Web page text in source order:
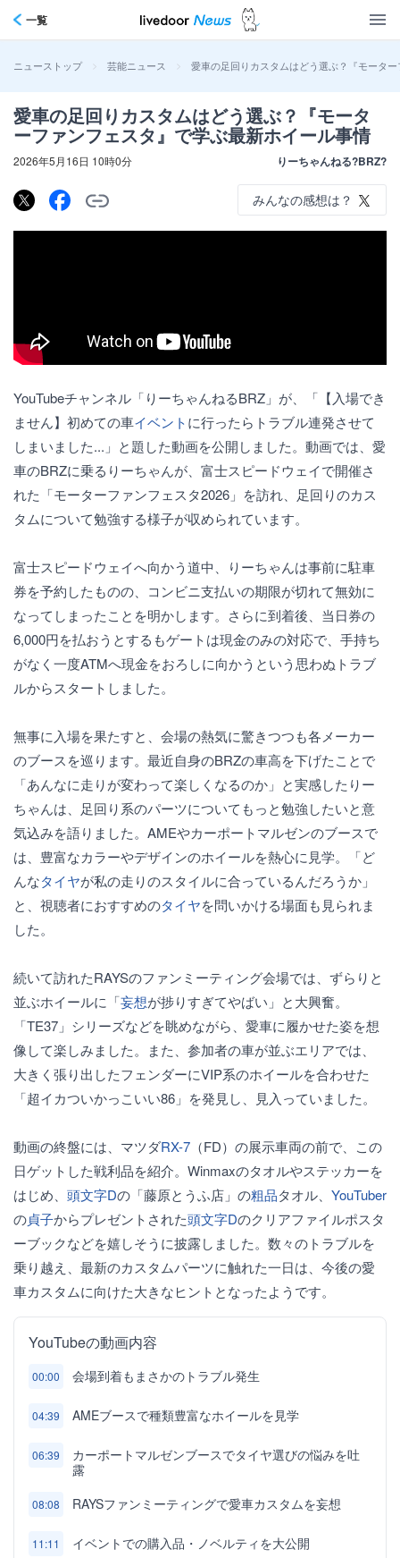
一覧
ニューストップ > 芸能ニュース > 愛車の足回りカスタムはどう選ぶ？『モータ
愛車の足回りカスタムはどう選ぶ？『モータ
ーファンフェスタ』で学ぶ最新ホイール事情
2026年5月16日 10時0分 りーちゃんねる?BRZ?
みんなの感想は？
YouTubeチャンネル「りーちゃんねるBRZ」が、「【入場でき
ません】初めての車イベントに行ったらトラブル連発させて
しまいました...」と題した動画を公開しました。動画では、愛
車のBRZに乗るりーちゃんが、富士スピードウェイで開催さ
れた「モーターファンフェスタ2026」を訪れ、足回りのカス
タムについて勉強する様子が収められています。
富士スピードウェイへ向かう道中、りーちゃんは事前に駐車
券を予約したものの、コンビニ支払いの期限が切れて無効に
なってしまったことを明かします。さらに到着後、当日券の
6,000円を払おうとするもゲートは現金のみの対応で、手持ち
がなく一度ATMへ現金をおろしに向かうという思わぬトラブ
ルからスタートしました。
無事に入場を果たすと、会場の熱気に驚きつつも各メーカー
のブースを巡ります。最近自身のBRZの車高を下げたことで
「あんなに走りが変わって楽しくなるのか」と実感したりー
ちゃんは、足回り系のパーツについてもっと勉強したいと意
気込みを語りました。AMEやカーポートマルゼンのブースで
は、豊富なカラーやデザインのホイールを熱心に見学。「ど
んなタイヤが私の走りのスタイルに合っているんだろうか」
と、視聴者におすすめのタイヤを問いかける場面も見られま
した。
続いて訪れたRAYSのファンミーティング会場では、ずらりと
並ぶホイールに「妄想が捗りすぎてやばい」と大興奮。
「TE37」シリーズなどを眺めながら、愛車に履かせた姿を想
像して楽しみました。また、参加者の車が並ぶエリアでは、
大きく張り出したフェンダーにVIP系のホイールを合わせた
「超イカついかっこいい86」を発見し、見入っていました。
動画の終盤には、マツダRX-7 （FD）の展示車両の前で、この
日ゲットした戦利品を紹介。Winmaxのタオルやステッカーを
はじめ、 頭文字Dの「藤原とうふ店」の粗品タオル、 YouTuber
の貞子からプレゼントされた頭文字Dのクリアファイルポスタ
ーブックなどを嬉しそうに披露しました。数々のトラブルを
乗り越え、最新のカスタムパーツに触れた一日は、今後の愛
車カスタムに向けた大きなヒントとなったようです。
YouTubeの動画内容
00:00 会場到着もまさかのトラブル発生
04:39 AMEブースで種類豊富なホイールを見学
06:39
カーポートマルゼンブースでタイヤ選びの悩みを吐
露
08:08 RAYSファンミーティングで愛車カスタムを妄想
11:11 イベントでの購入品・ノベルティを大公開